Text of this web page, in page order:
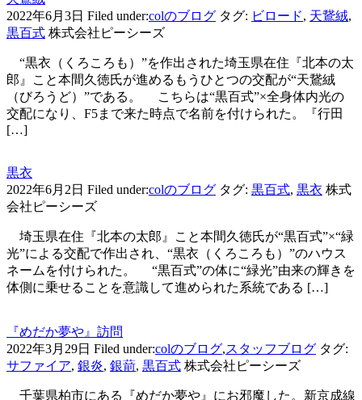
2022年6月3日 Filed under:colのブログ タグ: ビロード, 天鵞絨,
黒百式 株式会社ピーシーズ
“黒衣（くろころも）”を作出された埼玉県在住『北本の太
郎』こと本間久徳氏が進めるもうひとつの交配が“天鵞絨
（びろうど）”である。 こちらは“黒百式”×全身体内光の
交配になり、F5まで来た時点で名前を付けられた。『行田
[…]
黒衣
2022年6月2日 Filed under:colのブログ タグ: 黒百式, 黒衣 株式
会社ピーシーズ
埼玉県在住『北本の太郎』こと本間久徳氏が“黒百式”×“緑
光”による交配で作出され、“黒衣（くろころも）”のハウス
ネームを付けられた。 “黒百式”の体に“緑光”由来の輝きを
体側に乗せることを意識して進められた系統である […]
『めだか夢や』訪問
2022年3月29日 Filed under:colのブログ,スタッフブログ タグ:
サファイア, 銀炎, 銀葥, 黒百式 株式会社ピーシーズ
千葉県柏市にある『めだか夢や』にお邪魔した。新京成線